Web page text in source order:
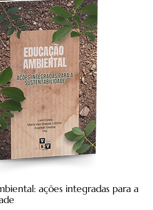
ações integradas para a